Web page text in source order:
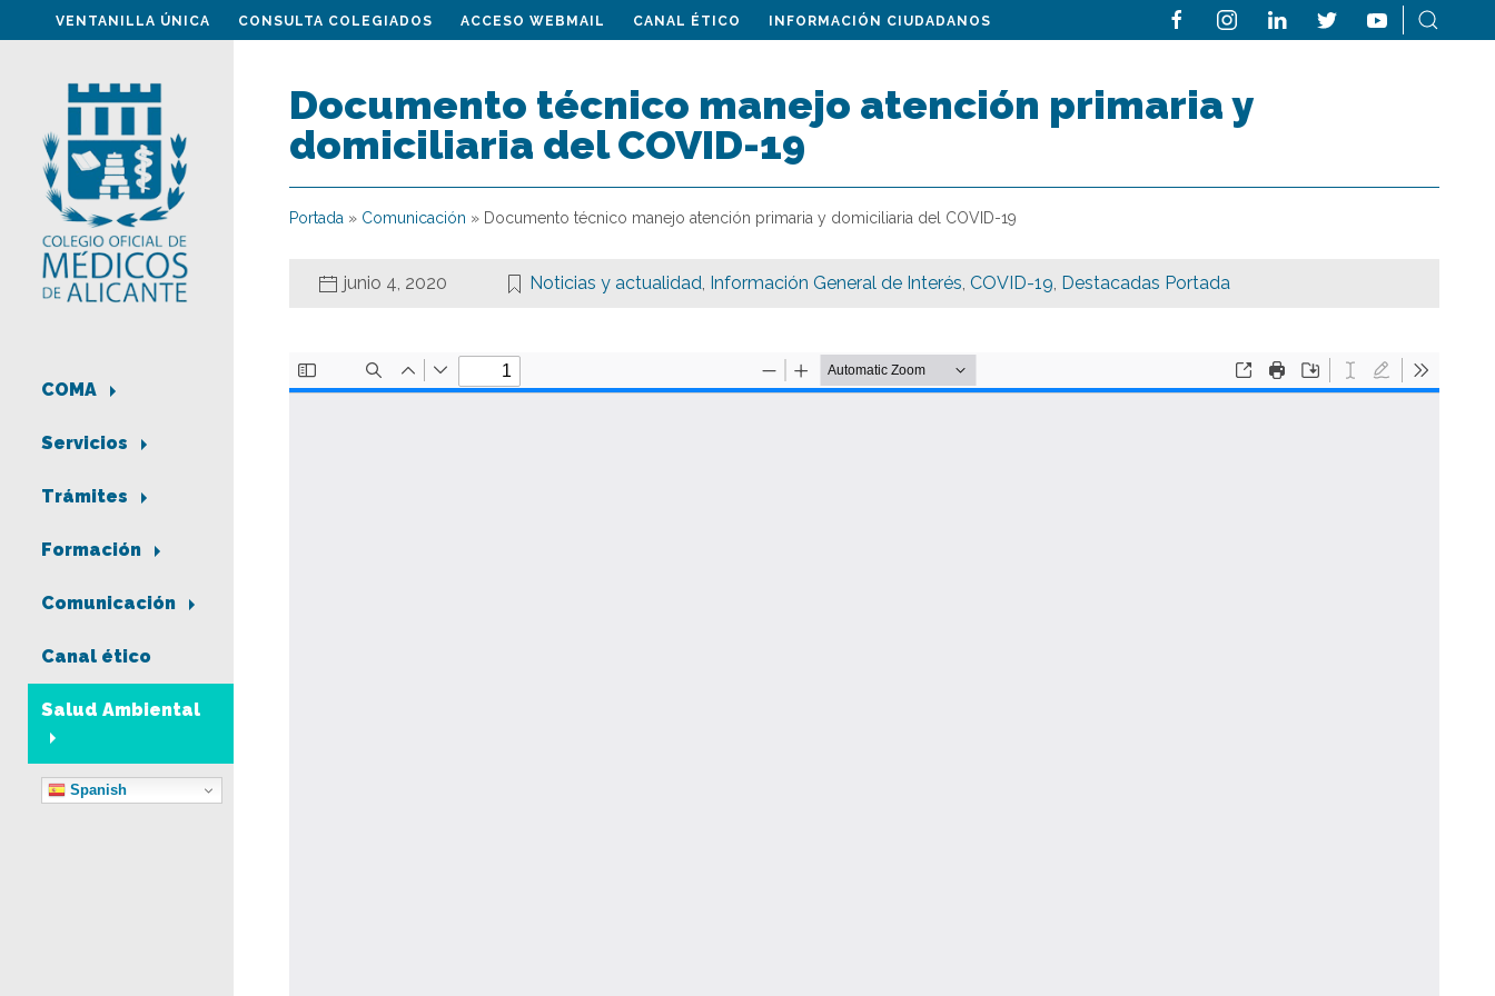
VENTANILLA ÚNICA CONSULTA COLEGIADOS ACCESO WEBMAIL CANAL ÉTICO INFORMACIÓN CIUDADANOS
COMA
Servicios
Trámites
Formación
Comunicación
Canal ético
Salud Ambiental
Spanish
Documento técnico manejo atención primaria y
domiciliaria del COVID-19
Portada » Comunicación » Documento técnico manejo atención primaria y domiciliaria del COVID-19
junio 4, 2020 Noticias y actualidad, Información General de Interés, COVID-19, Destacadas Portada